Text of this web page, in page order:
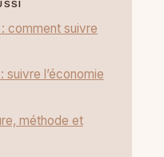
comment suivre
suivre l’économie
méthode et